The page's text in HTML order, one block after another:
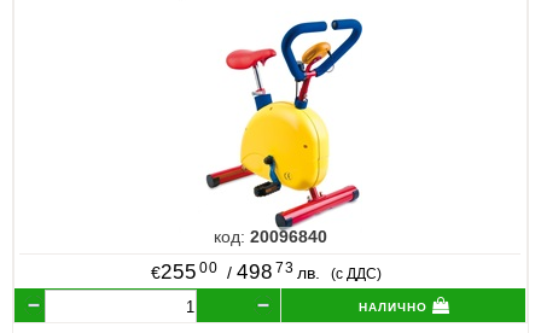
код: 20096840
€255 00 / 498 73 лв. (с ДДС)
налично